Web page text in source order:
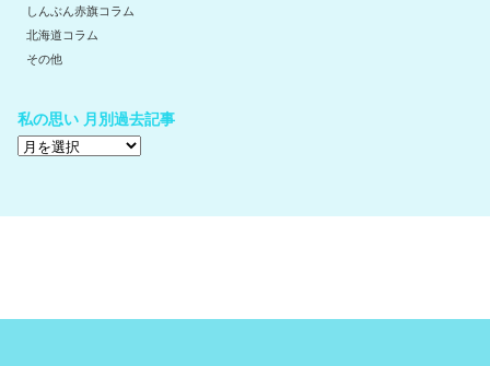
しんぶん赤旗コラム
北海道コラム
その他
私の思い 月別過去記事